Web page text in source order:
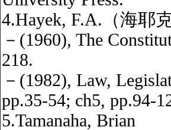
4.Hayek, F.A.（海耶
－(1960), The
218.
－(1982), Law,
pp.35-54; ch5, pp.94-
5.Tamanaha, Brian